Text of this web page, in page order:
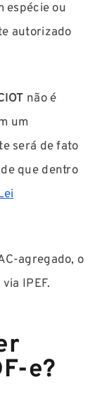
espécie ou
autorizado
não é
um
será de fato
que dentro
agregado, o
IPEF.
e?